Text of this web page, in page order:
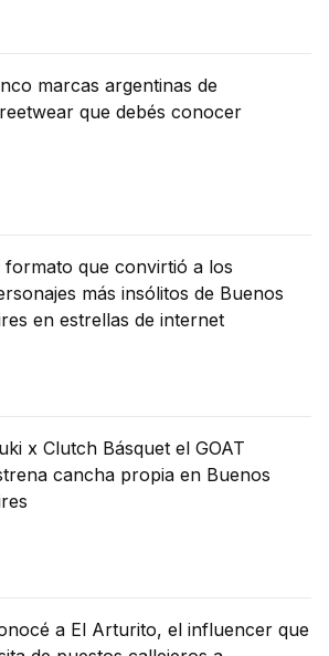
marcas argentinas de
que debés conocer
formato que convirtió a los
más insólitos de Buenos
en estrellas de internet
x Clutch Básquet el GOAT
cancha propia en Buenos
a El Arturito, el influencer que